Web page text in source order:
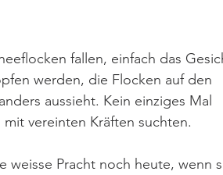
fallen, einfach das
werden, die Flocken auf den
aussieht. Kein einziges Mal
vereinten Kräften suchten.
weisse Pracht noch heute, wenn